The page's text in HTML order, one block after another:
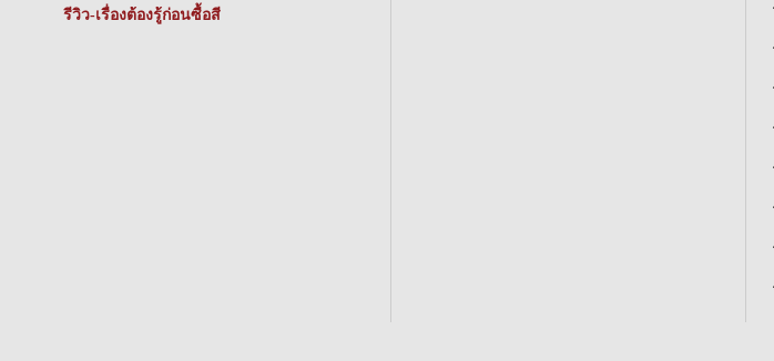
รีวิว-เรื่องต้องรู้ก่อนซื้อสี